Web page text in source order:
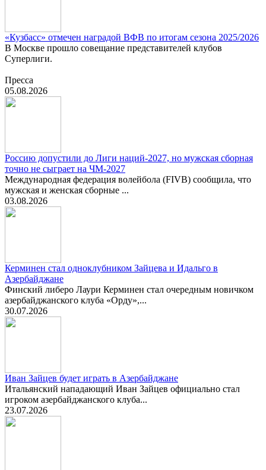
«Кузбасс» отмечен наградой ВФВ по итогам сезона 2025/2026
В Москве прошло совещание представителей клубов
Суперлиги.
Пресса
05.08.2026
Россию допустили до Лиги наций-2027, но мужская сборная
точно не сыграет на ЧМ-2027
Международная федерация волейбола (FIVB) сообщила, что
мужская и женская сборные ...
03.08.2026
Керминен стал одноклубником Зайцева и Идальго в
Азербайджане
Финский либеро Лаури Керминен стал очередным новичком
азербайджанского клуба «Орду»,...
30.07.2026
Иван Зайцев будет играть в Азербайджане
Итальянский нападающий Иван Зайцев официально стал
игроком азербайджанского клуба...
23.07.2026